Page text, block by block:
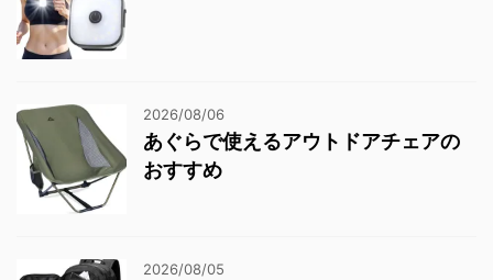
2026/08/06
あぐらで使えるアウトドアチェアの
おすすめ
2026/08/05